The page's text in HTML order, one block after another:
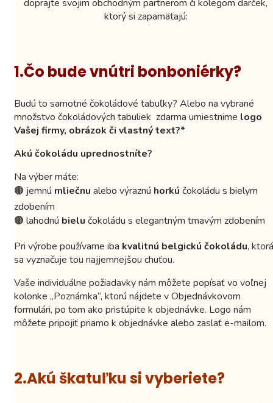
doprajte svojim obchodným partnerom či kolegom darček,
ktorý si zapamätajú:
1.Čo bude vnútri bonboniérky?
Budú to samotné čokoládové tabuľky? Alebo na vybrané
množstvo čokoládových tabuliek zdarma umiestnime logo
Vašej firmy, obrázok či vlastný text?*
Akú čokoládu uprednostníte?
Na výber máte:
🟤 jemnú mliečnu alebo výraznú horkú čokoládu s bielym
zdobením
🟤 lahodnú bielu čokoládu s elegantným tmavým zdobením
Pri výrobe používame iba kvalitnú belgickú čokoládu, ktorá
sa vyznačuje tou najjemnejšou chuťou.
Vaše individuálne požiadavky nám môžete popísať vo voľnej
kolonke „Poznámka“, ktorú nájdete v Objednávkovom
formulári, po tom ako pristúpite k objednávke. Logo nám
môžete pripojiť priamo k objednávke alebo zaslať e-mailom.
2.Akú škatuľku si vyberiete?